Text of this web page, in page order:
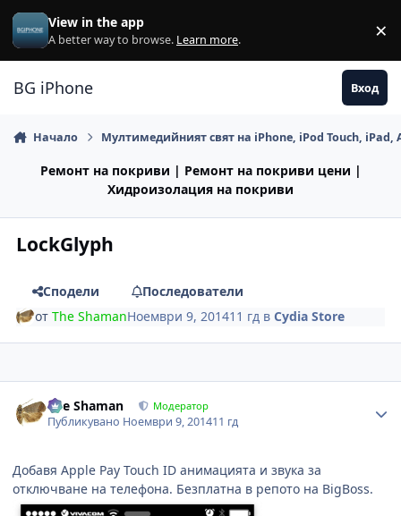
Премини към съдържанието
View in the app
A better way to browse. Learn more. ×
BG iPhone Вход
Начало Мултимедийният свят на iPhone, iPod Touch, iPad,
Ремонт на покриви | Ремонт на покриви цени |
Хидроизолация на покриви
LockGlyph
Сподели
Последователи
отThe ShamanНоември 9, 201411 гд вCydia Store
The Shaman Модератор
Публикувано Ноември 9, 201411 гд
Добавя Apple Pay Touch ID анимацията и звука за
отключване на телефона. Безплатна в репото на BigBoss.